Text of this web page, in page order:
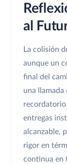
al
La colisión
aunque un
final del
una llamada
recordatorio
entregas
alcanzable,
rigor en
continua en